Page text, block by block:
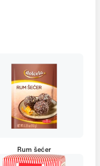
Rum šećer